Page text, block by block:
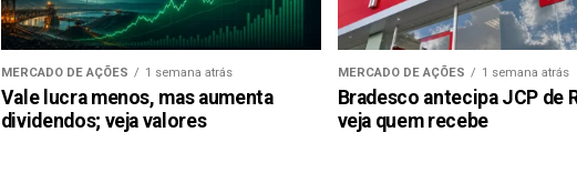
MERCADO DE AÇÕES 1 semana atrás
Vale lucra menos, mas aumenta
dividendos; veja valores
MERCADO DE AÇÕES 1 semana atrás
Bradesco antecipa JCP de
veja quem recebe